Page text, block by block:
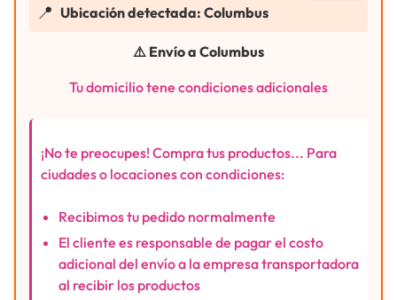
📍 Ubicación detectada: Columbus
⚠️ Envío a Columbus
Tu domicilio tene condiciones adicionales
¡No te preocupes! Compra tus productos... Para
ciudades o locaciones con condiciones:
Recibimos tu pedido normalmente
El cliente es responsable de pagar el costo
adicional del envío a la empresa transportadora
al recibir los productos